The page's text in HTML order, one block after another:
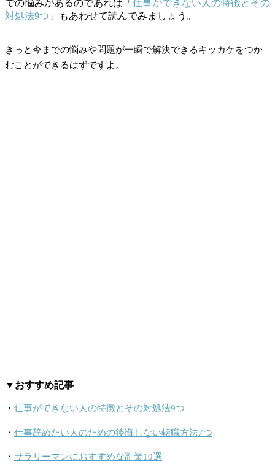
での悩みがあるのであれば「 仕事ができない人の特徴とその
対処法9つ 」もあわせて読んでみましょう。
きっと今までの悩みや問題が一瞬で解決できるキッカケをつか
むことができるはずですよ。
▼おすすめ記事
・ 仕事ができない人の特徴とその対処法9つ
・ 仕事辞めたい人のための後悔しない転職方法7つ
・ サラリーマンにおすすめな副業10選